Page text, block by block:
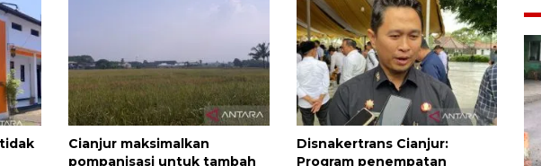
Cianjur maksimalkan
pompanisasi untuk tambah
Disnakertrans Cianjur:
Program penempatan
Pigai: Penangkapan begal